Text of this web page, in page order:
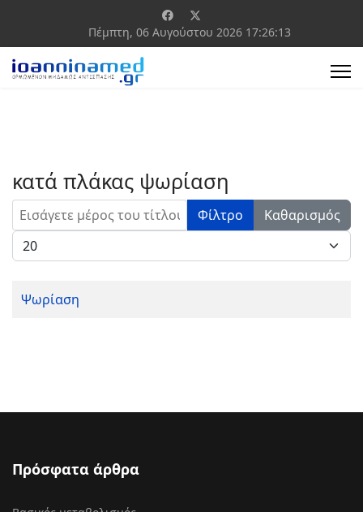
Πέμπτη, 06 Αυγούστου 2026 17:26:13
κατά πλάκας ψωρίαση
Εισάγετε μέρος του τίτλου. Φίλτρο
Καθαρισμός
Εμφάνιση #
Ψωρίαση
Πρόσφατα άρθρα